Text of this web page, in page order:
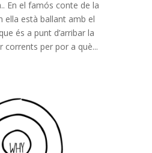
En el famós conte de la
ella està ballant amb el
és a punt d’arribar la
corrents per por a què...